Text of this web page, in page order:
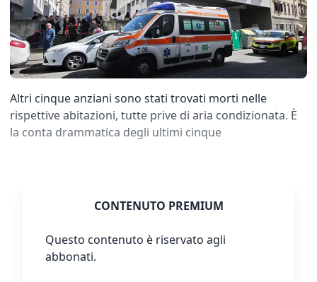
Altri cinque anziani sono stati trovati morti nelle
rispettive abitazioni, tutte prive di aria condizionata. È
la conta drammatica degli ultimi cinque
CONTENUTO PREMIUM
Questo contenuto è riservato agli
abbonati.